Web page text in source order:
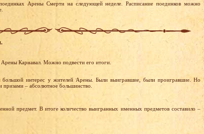
Арены Смерти на следующей неделе. Расписание поединков можно
Карнавал. Можно подвести его итоги.
большой интерес у жителей Арены. Были выигравшие, были проигравшие. Но
– абсолютное большинство.
предмет. В итоге количество выигранных именных предметов составило –